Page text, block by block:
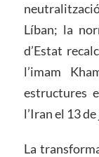
Líban; la
d’Estat
l’imam
estructures
l’Iran el 13
La